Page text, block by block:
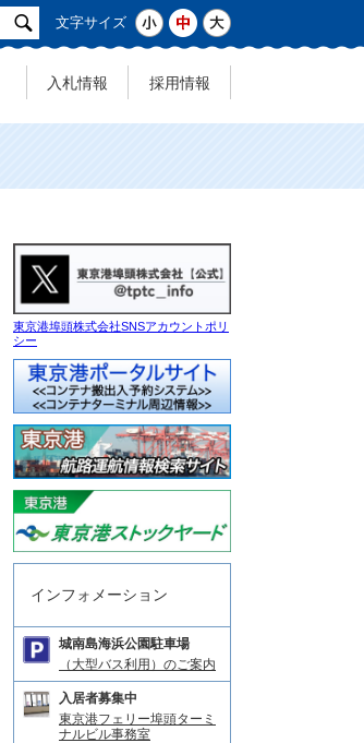
検
文字サイズ
入札情報 採用情報
東京港埠頭株式会社SNSアカウントポリ
シー
インフォメーション
城南島海浜公園駐車場
（大型バス利用）のご案内
入居者募集中
東京港フェリー埠頭ターミ
ナルビル事務室